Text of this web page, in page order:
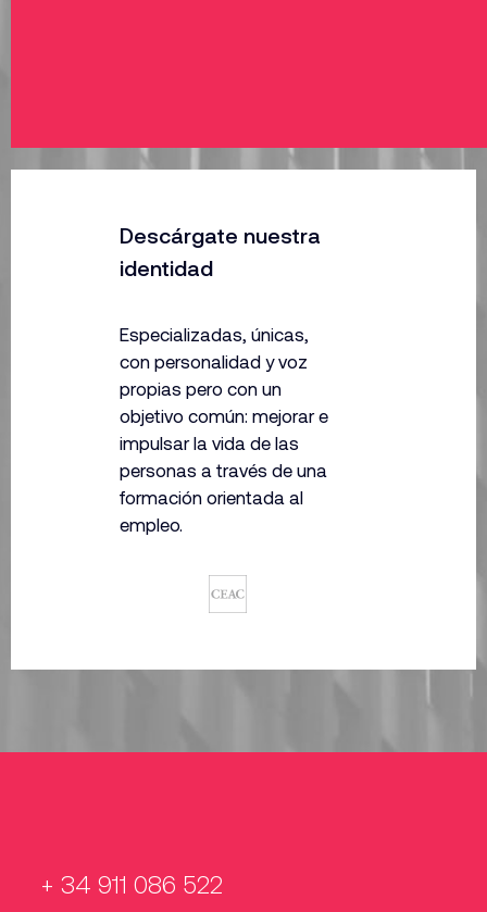
Descárgate nuestra
identidad
Especializadas, únicas,
con personalidad y voz
propias pero con un
objetivo común: mejorar e
impulsar la vida de las
personas a través de una
formación orientada al
empleo.
+ 34 911 086 522